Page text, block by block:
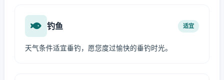
钓鱼 适宜
天气条件适宜垂钓，愿您度过愉快的垂钓时光。